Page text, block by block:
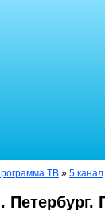
ТВ » 5 канал